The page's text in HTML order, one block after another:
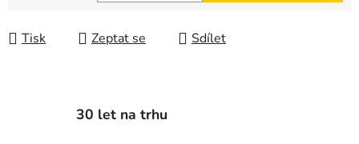
Tisk Zeptat se Sdílet
30 let na trhu